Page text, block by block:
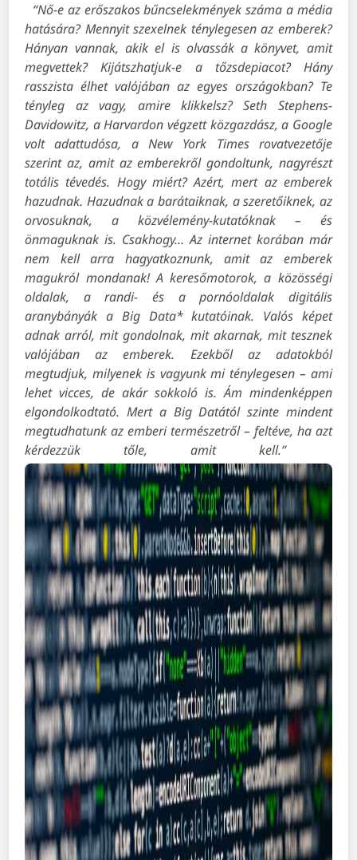
“Nő-e az erőszakos bűncselekmények száma a média
hatására? Mennyit szexelnek ténylegesen az emberek?
Hányan vannak, akik el is olvassák a könyvet, amit
megvettek? Kijátszhatjuk-e a tőzsdepiacot? Hány
rasszista élhet valójában az egyes országokban? Te
tényleg az vagy, amire klikkelsz? Seth Stephens-
Davidowitz, a Harvardon végzett közgazdász, a Google
volt adattudósa, a New York Times rovatvezetője
szerint az, amit az emberekről gondoltunk, nagyrészt
totális tévedés. Hogy miért? Azért, mert az emberek
hazudnak. Hazudnak a barátaiknak, a szeretőiknek, az
orvosuknak, a közvélemény-kutatóknak – és
önmaguknak is. Csakhogy… Az internet korában már
nem kell arra hagyatkoznunk, amit az emberek
magukról mondanak! A keresőmotorok, a közösségi
oldalak, a randi- és a pornóoldalak digitális
aranybányák a Big Data* kutatóinak. Valós képet
adnak arról, mit gondolnak, mit akarnak, mit tesznek
valójában az emberek. Ezekből az adatokból
megtudjuk, milyenek is vagyunk mi ténylegesen – ami
lehet vicces, de akár sokkoló is. Ám mindenképpen
elgondolkodtató. Mert a Big Datától szinte mindent
megtudhatunk az emberi természetről – feltéve, ha azt
kérdezzük tőle, amit kell.”